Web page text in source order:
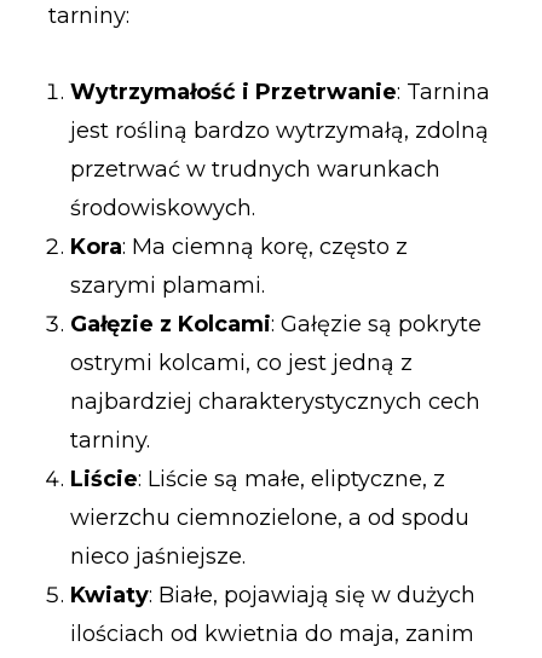
tarniny:
Wytrzymałość i Przetrwanie: Tarnina
jest rośliną bardzo wytrzymałą, zdolną
przetrwać w trudnych warunkach
środowiskowych.
Kora: Ma ciemną korę, często z
szarymi plamami.
Gałęzie z Kolcami: Gałęzie są pokryte
ostrymi kolcami, co jest jedną z
najbardziej charakterystycznych cech
tarniny.
Liście: Liście są małe, eliptyczne, z
wierzchu ciemnozielone, a od spodu
nieco jaśniejsze.
Kwiaty: Białe, pojawiają się w dużych
ilościach od kwietnia do maja, zanim